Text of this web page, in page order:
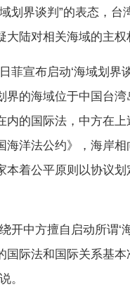
划界谈判”的表态，
大陆对相关海域的主
宣布启动‘海域划界
界的海域位于中国台
内的国际法，中方在
海洋法公约》，海岸
本着公平原则以协议
中方擅自启动所谓‘
国际法和国际关系基
。